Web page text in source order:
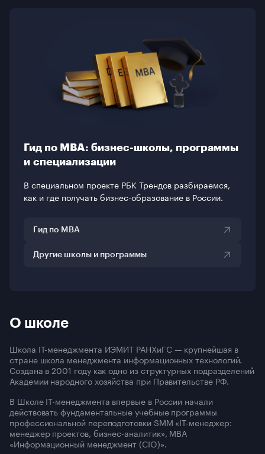
Гид по MBA: бизнес-школы, программы
и специализации
В специальном проекте РБК Трендов разбираемся,
как и где получать бизнес-образование в России.
Гид по MBA
Другие школы и программы
О школе
Школа IT-менеджмента ИЭМИТ РАНХиГС — крупнейшая в
стране школа менеджмента информационных технологий.
Создана в 2001 году как одно из структурных подразделений
Академии народного хозяйства при Правительстве РФ.
В Школе IT-менеджмента впервые в России начали
действовать фундаментальные учебные программы
профессиональной переподготовки SMM «IT-менеджер:
менеджер проектов, бизнес-аналитик», MBA
«Информационный менеджмент (CIO)».